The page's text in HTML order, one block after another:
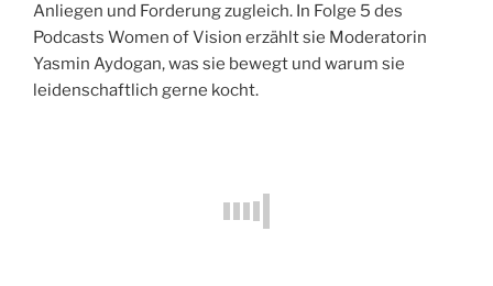
Anliegen und Forderung zugleich. In Folge 5 des
Podcasts Women of Vision erzählt sie Moderatorin
Yasmin Aydogan, was sie bewegt und warum sie
leidenschaftlich gerne kocht.